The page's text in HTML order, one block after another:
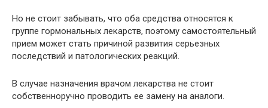
Но не стоит забывать, что оба средства относятся к
группе гормональных лекарств, поэтому самостоятельный
прием может стать причиной развития серьезных
последствий и патологических реакций.
В случае назначения врачом лекарства не стоит
собственноручно проводить ее замену на аналоги.